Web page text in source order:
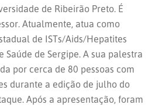
de Ribeirão Preto. É
Atualmente, atua como
de ISTs/Aids/Hepatites
Saúde de Sergipe. A sua palestra
por cerca de 80 pessoas com
durante a edição de julho do
Após a apresentação, foram